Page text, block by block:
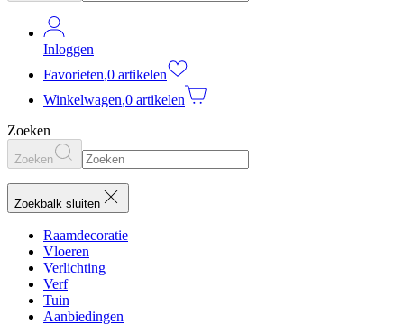
Inloggen
Favorieten,0 artikelen
Winkelwagen,0 artikelen
Zoeken
Zoeken
Zoekbalk sluiten
Raamdecoratie
Vloeren
Verlichting
Verf
Tuin
Aanbiedingen